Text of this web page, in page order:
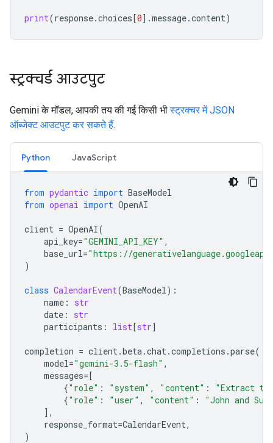
print(response.choices[0] .message.content)
स्ट्रक्चर्ड आउटपुट
Gemini के मॉडल, आपकी तय की गई किसी भीस्ट्रक्चर में JSON
ऑब्जेक्ट आउटपुट कर सकते हैं.
Python JavaScript
from pydantic import BaseModel
from openai import OpenAI
client = OpenAI(
api_key="GEMINI_API_KEY" ,
base_url="https://
)
class CalendarEvent(BaseModel):
name :
str
date :
str
participants : list[str]
completion = client.beta.chat.completions .parse(
model="gemini-3.5-flash" ,
messages=[
{"role" : "system" , "content" :
"Extract
{"role" : "user" , "content" :
"John and
],
response_format=CalendarEvent,
)